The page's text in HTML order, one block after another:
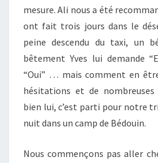
mesure. Ali nous a été
ont fait trois jours dans le
peine descendu du taxi, un
bêtement Yves lui demande
“Oui” … mais comment en
hésitations et de nombreuses
bien lui, c’est parti pour notre
nuit dans un camp de Bédouin.
Nous commençons pas aller